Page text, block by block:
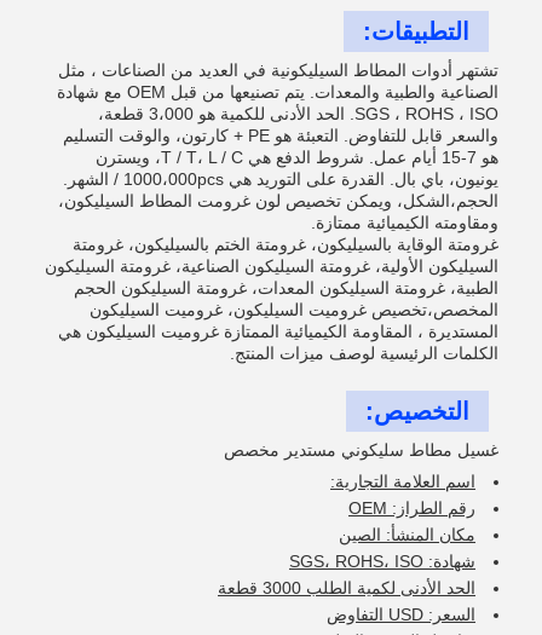
التطبيقات:
تشتهر أدوات المطاط السيليكونية في العديد من الصناعات ، مثل
الصناعية والطبية والمعدات. يتم تصنيعها من قبل OEM مع شهادة
SGS ، ROHS ، ISO. الحد الأدنى للكمية هو 3،000 قطعة،
والسعر قابل للتفاوض. التعبئة هو PE + كارتون، والوقت التسليم
هو 7-15 أيام عمل. شروط الدفع هي T / T، L / C، ويسترن
يونيون، باي بال. القدرة على التوريد هي 1000،000pcs / الشهر.
الحجم،الشكل، ويمكن تخصيص لون غرومت المطاط السيليكون،
ومقاومته الكيميائية ممتازة.
غرومتة الوقاية بالسيليكون، غرومتة الختم بالسيليكون، غرومتة
السيليكون الأولية، غرومتة السيليكون الصناعية، غرومتة السيليكون
الطبية، غرومتة السيليكون المعدات، غرومتة السيليكون الحجم
المخصص،تخصيص غروميت السيليكون، غروميت السيليكون
المستديرة ، المقاومة الكيميائية الممتازة غروميت السيليكون هي
الكلمات الرئيسية لوصف ميزات المنتج.
التخصيص:
غسيل مطاط سليكوني مستدير مخصص
اسم العلامة التجارية:
رقم الطراز: OEM
مكان المنشأ: الصين
شهادة: SGS، ROHS، ISO
الحد الأدنى لكمية الطلب 3000 قطعة
السعر: USD التفاوض